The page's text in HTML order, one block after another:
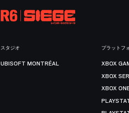
スタジオ
UBISOFT MONTRÉAL
プラットフ
XBOX
XBOX
XBOX